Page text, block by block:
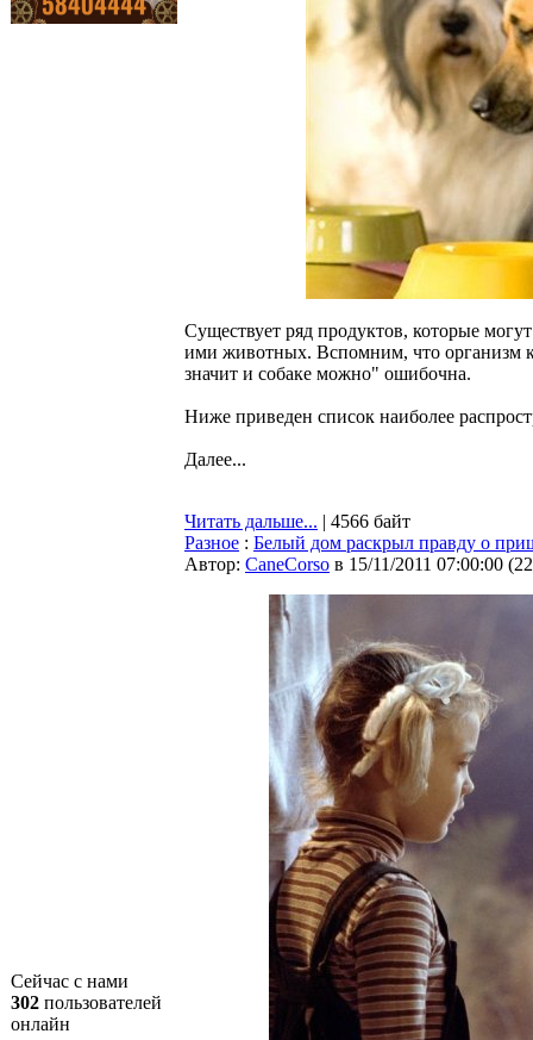
Сейчас с нами
302 пользователей
онлайн
Существует ряд продуктов, которые
ими животных. Вспомним, что организм
значит и собаке можно" ошибочна.
Ниже приведен список наиболее
Далее...
Читать дальше... | 4566 байт
Разное : Белый дом раскрыл правду о
Автор: CaneCorso в 15/11/2011 07:00:00 (